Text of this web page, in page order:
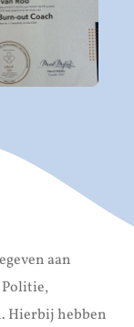
aan
Hierbij hebben